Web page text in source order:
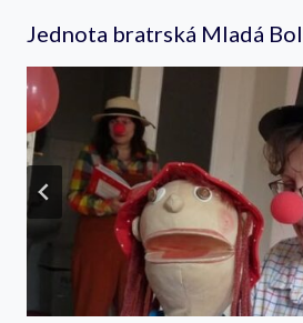
obsah
Jednota bratrská Mladá